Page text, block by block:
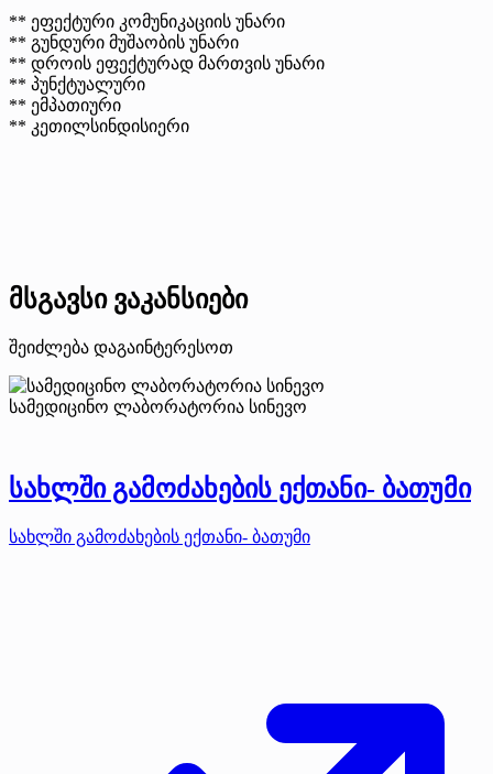
** ეფექტური კომუნიკაციის უნარი
** გუნდური მუშაობის უნარი
** დროის ეფექტურად მართვის უნარი
** პუნქტუალური
** ემპათიური
** კეთილსინდისიერი
მსგავსი ვაკანსიები
შეიძლება დაგაინტერესოთ
სამედიცინო ლაბორატორია სინევო
სახლში გამოძახების ექთანი- ბათუმი
სახლში გამოძახების ექთანი- ბათუმი